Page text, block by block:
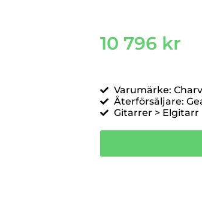
10 796 kr
Varumärke:
Återförsäljare:
Gitarrer > Elgitarr